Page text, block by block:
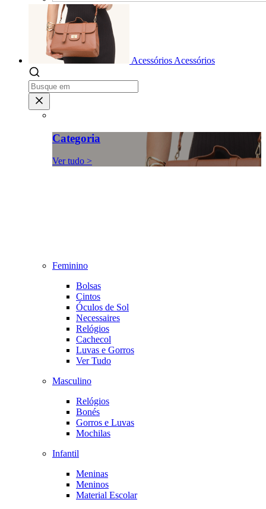
Acessórios Acessórios
Categoria
Ver tudo >
Feminino
Bolsas
Cintos
Óculos de Sol
Necessaires
Relógios
Cachecol
Luvas e Gorros
Ver Tudo
Masculino
Relógios
Bonés
Gorros e Luvas
Mochilas
Infantil
Meninas
Meninos
Material Escolar